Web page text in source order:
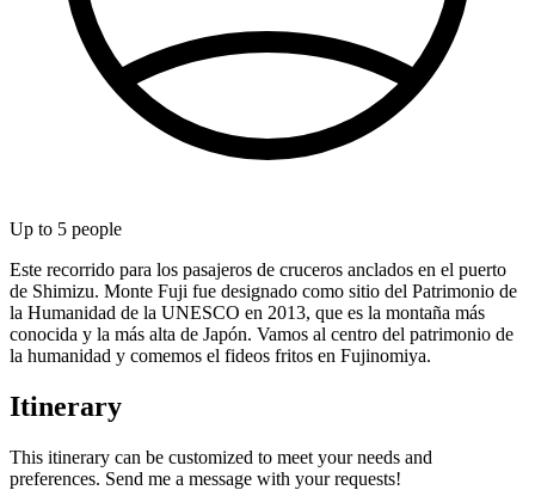
Up to 5 people
Este recorrido para los pasajeros de cruceros anclados en el puerto
de Shimizu. Monte Fuji fue designado como sitio del Patrimonio de
la Humanidad de la UNESCO en 2013, que es la montaña más
conocida y la más alta de Japón. Vamos al centro del patrimonio de
la humanidad y comemos el fideos fritos en Fujinomiya.
Itinerary
This itinerary can be customized to meet your needs and
preferences. Send me a message with your requests!